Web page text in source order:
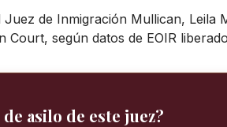
de Inmigración Mullican, Leila
Court, según datos de EOIR
asilo de este juez?